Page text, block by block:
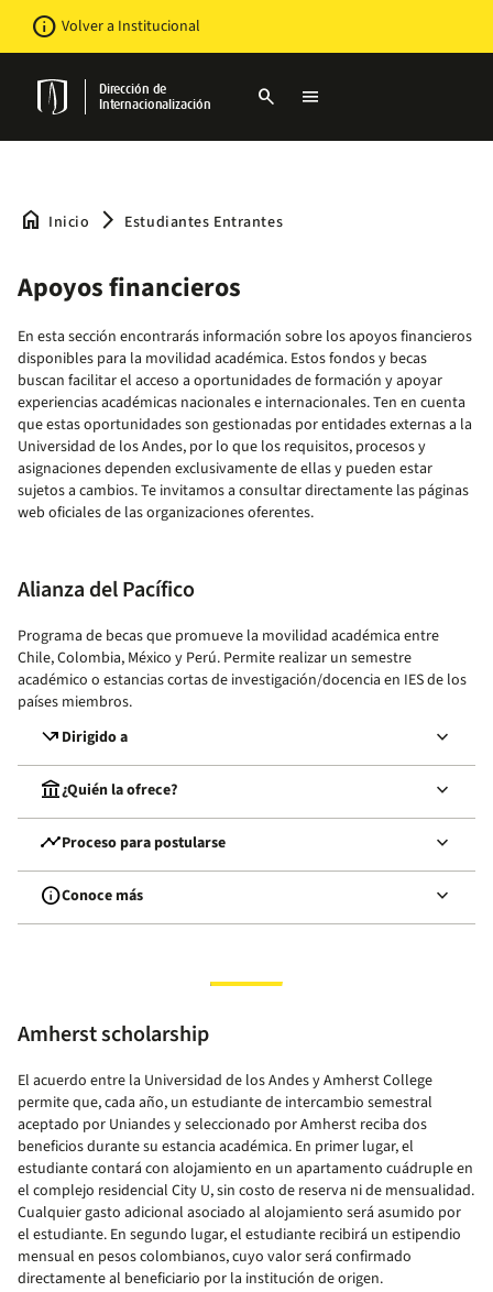
contenido
info Volver a Institucional
Dirección de
Internacionalización
search menu
home Inicio arrow_forward_ios Estudiantes Entrantes
Apoyos financieros
En esta sección encontrarás información sobre los apoyos financieros
disponibles para la movilidad académica. Estos fondos y becas
buscan facilitar el acceso a oportunidades de formación y apoyar
experiencias académicas nacionales e internacionales. Ten en cuenta
que estas oportunidades son gestionadas por entidades externas a la
Universidad de los Andes, por lo que los requisitos, procesos y
asignaciones dependen exclusivamente de ellas y pueden estar
sujetos a cambios. Te invitamos a consultar directamente las páginas
web oficiales de las organizaciones oferentes.
Alianza del Pacífico
Programa de becas que promueve la movilidad académica entre
Chile, Colombia, México y Perú. Permite realizar un semestre
académico o estancias cortas de investigación/docencia en IES de los
países miembros.
call_missed_outgoing Dirigido a
keyboard_arrow_down
account_balance¿Quién la ofrece?
keyboard_arrow_down
timelineProceso para postularse
keyboard_arrow_down
infoConoce más keyboard_arrow_down
Amherst scholarship
El acuerdo entre la Universidad de los Andes y Amherst College
permite que, cada año, un estudiante de intercambio semestral
aceptado por Uniandes y seleccionado por Amherst reciba dos
beneficios durante su estancia académica. En primer lugar, el
estudiante contará con alojamiento en un apartamento cuádruple en
el complejo residencial City U, sin costo de reserva ni de mensualidad.
Cualquier gasto adicional asociado al alojamiento será asumido por
el estudiante. En segundo lugar, el estudiante recibirá un estipendio
mensual en pesos colombianos, cuyo valor será confirmado
directamente al beneficiario por la institución de origen.